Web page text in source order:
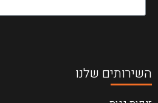
השירותים שלנו